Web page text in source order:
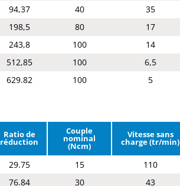
94,37 40 35
198,5 80 17
243,8 100 14
512,85 100 6,5
629.82 100 5
Ratio de
réduction
Couple
nominal
(Ncm)
Vitesse sans
charge (tr/min)
29.75 15 110
76.84 30 43